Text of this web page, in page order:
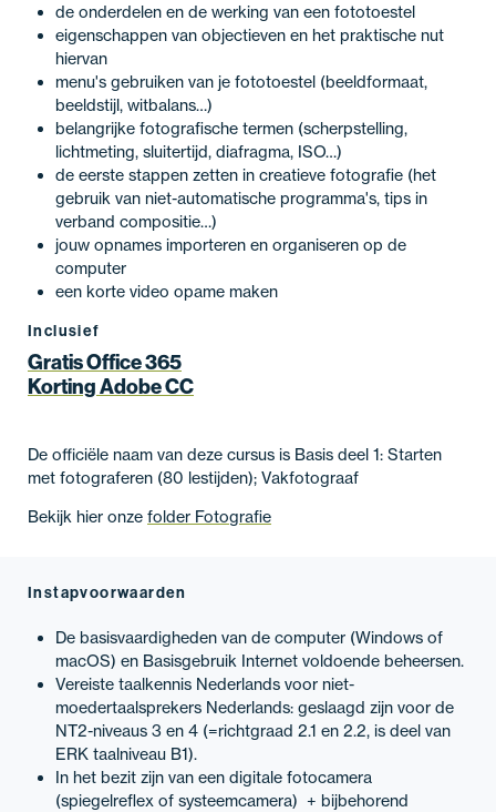
de onderdelen en de werking van een fototoestel
eigenschappen van objectieven en het praktische nut
hiervan
menu's gebruiken van je fototoestel (beeldformaat,
beeldstijl, witbalans…)
belangrijke fotografische termen (scherpstelling,
lichtmeting, sluitertijd, diafragma, ISO…)
de eerste stappen zetten in creatieve fotografie (het
gebruik van niet-automatische programma's, tips in
verband compositie…)
jouw opnames importeren en organiseren op de
computer
een korte video opame maken
Inclusief
Gratis Office 365
Korting Adobe CC
De officiële naam van deze cursus is Basis deel 1: Starten
met fotograferen (80 lestijden); Vakfotograaf
Bekijk hier onze folder Fotografie
Instapvoorwaarden
De basisvaardigheden van de computer (Windows of
macOS) en Basisgebruik Internet voldoende beheersen.
Vereiste taalkennis Nederlands voor niet-
moedertaalsprekers Nederlands: geslaagd zijn voor de
NT2-niveaus 3 en 4 (=richtgraad 2.1 en 2.2, is deel van
ERK taalniveau B1).
In het bezit zijn van een digitale fotocamera
(spiegelreflex of systeemcamera) + bijbehorend